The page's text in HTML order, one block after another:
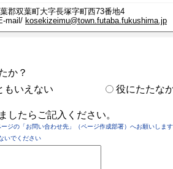
郡双葉町大字長塚字町西73番地4
mail/ kosekizeimu@town.futaba.fukushima.jp
か？
もいえない 役にたたな
したらご記入ください。
ジの「お問い合わせ先」（ページ作成部署）へお願いしま
いでください